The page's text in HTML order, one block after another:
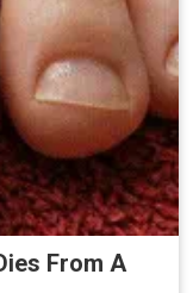
From A